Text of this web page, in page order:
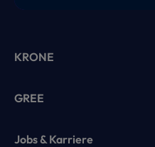
KRONE
GREE
Jobs & Karriere